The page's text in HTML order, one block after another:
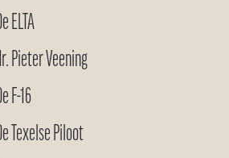
ELTA
Pieter Veening
F-16
Texelse Piloot